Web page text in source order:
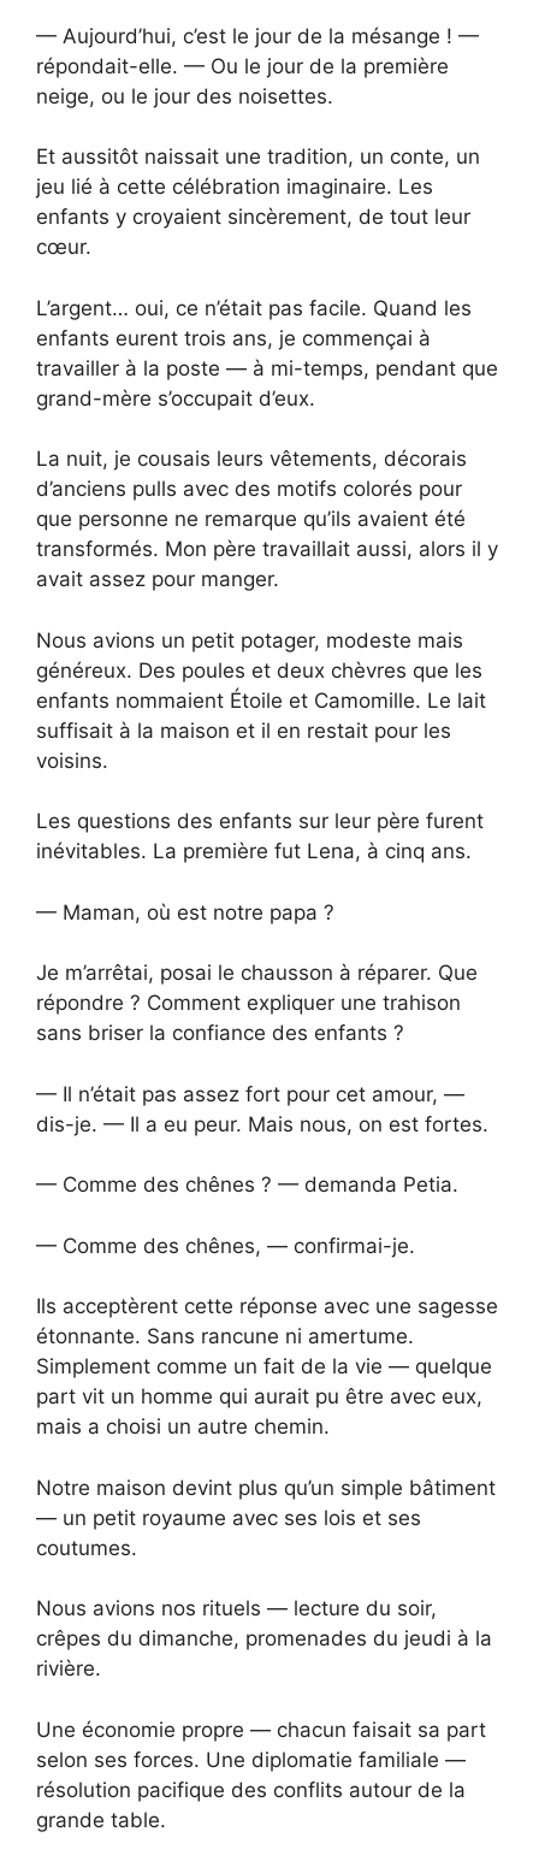
— Aujourd’hui, c’est le jour de la mésange ! —
répondait-elle. — Ou le jour de la première
neige, ou le jour des noisettes.
Et aussitôt naissait une tradition, un conte, un
jeu lié à cette célébration imaginaire. Les
enfants y croyaient sincèrement, de tout leur
cœur.
L’argent… oui, ce n’était pas facile. Quand les
enfants eurent trois ans, je commençai à
travailler à la poste — à mi-temps, pendant que
grand-mère s’occupait d’eux.
La nuit, je cousais leurs vêtements, décorais
d’anciens pulls avec des motifs colorés pour
que personne ne remarque qu’ils avaient été
transformés. Mon père travaillait aussi, alors il y
avait assez pour manger.
Nous avions un petit potager, modeste mais
généreux. Des poules et deux chèvres que les
enfants nommaient Étoile et Camomille. Le lait
suffisait à la maison et il en restait pour les
voisins.
Les questions des enfants sur leur père furent
inévitables. La première fut Lena, à cinq ans.
— Maman, où est notre papa ?
Je m’arrêtai, posai le chausson à réparer. Que
répondre ? Comment expliquer une trahison
sans briser la confiance des enfants ?
— Il n’était pas assez fort pour cet amour, —
dis-je. — Il a eu peur. Mais nous, on est fortes.
— Comme des chênes ? — demanda Petia.
— Comme des chênes, — confirmai-je.
Ils acceptèrent cette réponse avec une sagesse
étonnante. Sans rancune ni amertume.
Simplement comme un fait de la vie — quelque
part vit un homme qui aurait pu être avec eux,
mais a choisi un autre chemin.
Notre maison devint plus qu’un simple bâtiment
— un petit royaume avec ses lois et ses
coutumes.
Nous avions nos rituels — lecture du soir,
crêpes du dimanche, promenades du jeudi à la
rivière.
Une économie propre — chacun faisait sa part
selon ses forces. Une diplomatie familiale —
résolution pacifique des conflits autour de la
grande table.